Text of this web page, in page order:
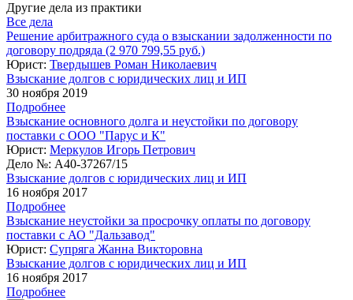
Другие дела из практики
Все дела
Решение арбитражного суда о взыскании задолженности по
договору подряда (2 970 799,55 руб.)
Юрист: Твердышев Роман Николаевич
Взыскание долгов с юридических лиц и ИП
30 ноября 2019
Подробнее
Взыскание основного долга и неустойки по договору
поставки с ООО "Парус и К"
Юрист: Меркулов Игорь Петрович
Дело №: А40-37267/15
Взыскание долгов с юридических лиц и ИП
16 ноября 2017
Подробнее
Взыскание неустойки за просрочку оплаты по договору
поставки с АО "Дальзавод"
Юрист: Супряга Жанна Викторовна
Взыскание долгов с юридических лиц и ИП
16 ноября 2017
Подробнее